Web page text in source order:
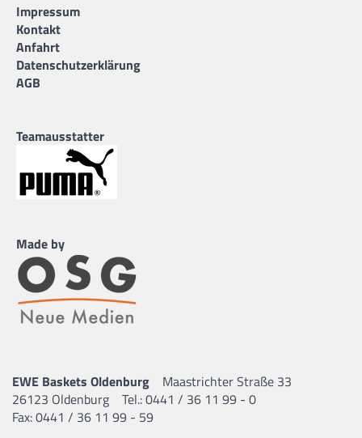
Impressum
Kontakt
Anfahrt
Datenschutzerklärung
AGB
Teamausstatter
Made by
EWE Baskets Oldenburg
Maastrichter Straße 33
26123 Oldenburg
Tel.: 0441 / 36 11 99 - 0
Fax: 0441 / 36 11 99 - 59